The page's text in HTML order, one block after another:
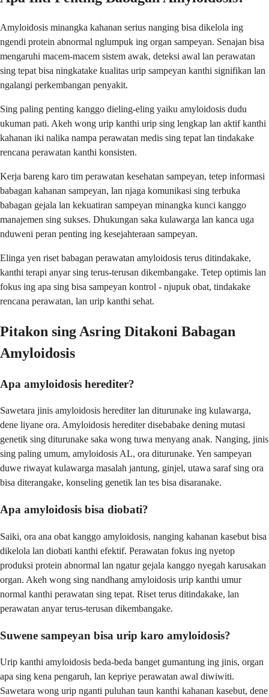
Amyloidosis minangka kahanan serius nanging bisa dikelola ing
ngendi protein abnormal nglumpuk ing organ sampeyan. Senajan bisa
mengaruhi macem-macem sistem awak, deteksi awal lan perawatan
sing tepat bisa ningkatake kualitas urip sampeyan kanthi signifikan lan
ngalangi perkembangan penyakit.
Sing paling penting kanggo dieling-eling yaiku amyloidosis dudu
ukuman pati. Akeh wong urip kanthi urip sing lengkap lan aktif kanthi
kahanan iki nalika nampa perawatan medis sing tepat lan tindakake
rencana perawatan kanthi konsisten.
Kerja bareng karo tim perawatan kesehatan sampeyan, tetep informasi
babagan kahanan sampeyan, lan njaga komunikasi sing terbuka
babagan gejala lan kekuatiran sampeyan minangka kunci kanggo
manajemen sing sukses. Dhukungan saka kulawarga lan kanca uga
nduweni peran penting ing kesejahteraan sampeyan.
Elinga yen riset babagan perawatan amyloidosis terus ditindakake,
kanthi terapi anyar sing terus-terusan dikembangake. Tetep optimis lan
fokus ing apa sing bisa sampeyan kontrol - njupuk obat, tindakake
rencana perawatan, lan urip kanthi sehat.
Pitakon sing Asring Ditakoni Babagan
Amyloidosis
Apa amyloidosis herediter?
Sawetara jinis amyloidosis herediter lan diturunake ing kulawarga,
dene liyane ora. Amyloidosis herediter disebabake dening mutasi
genetik sing diturunake saka wong tuwa menyang anak. Nanging, jinis
sing paling umum, amyloidosis AL, ora diturunake. Yen sampeyan
duwe riwayat kulawarga masalah jantung, ginjel, utawa saraf sing ora
bisa diterangake, konseling genetik lan tes bisa disaranake.
Apa amyloidosis bisa diobati?
Saiki, ora ana obat kanggo amyloidosis, nanging kahanan kasebut bisa
dikelola lan diobati kanthi efektif. Perawatan fokus ing nyetop
produksi protein abnormal lan ngatur gejala kanggo nyegah karusakan
organ. Akeh wong sing nandhang amyloidosis urip kanthi umur
normal kanthi perawatan sing tepat. Riset terus ditindakake, lan
perawatan anyar terus-terusan dikembangake.
Suwene sampeyan bisa urip karo amyloidosis?
Urip kanthi amyloidosis beda-beda banget gumantung ing jinis, organ
apa sing kena pengaruh, lan kepriye perawatan awal diwiwiti.
Sawetara wong urip nganti puluhan taun kanthi kahanan kasebut, dene